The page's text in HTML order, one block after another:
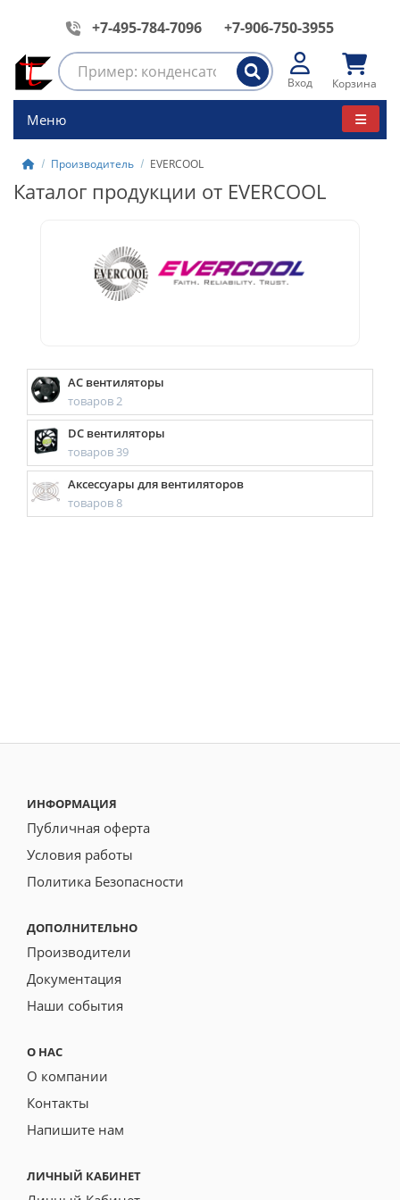
+7-495-784-7096 +7-906-750-3955
Вход Корзина
Меню
Производитель EVERCOOL
Каталог продукции от EVERCOOL
AC вентиляторы
товаров 2
DC вентиляторы
товаров 39
Аксессуары для вентиляторов
товаров 8
ИНФОРМАЦИЯ
Публичная оферта
Условия работы
Политика Безопасности
ДОПОЛНИТЕЛЬНО
Производители
Документация
Наши события
О НАС
О компании
Контакты
Напишите нам
ЛИЧНЫЙ КАБИНЕТ